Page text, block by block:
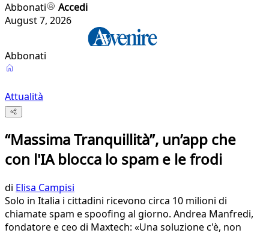
Abbonati
Accedi
August 7, 2026
Abbonati
Attualità
“Massima Tranquillità”, un’app che
con l'IA blocca lo spam e le frodi
di Elisa Campisi
Solo in Italia i cittadini ricevono circa 10 milioni di
chiamate spam e spoofing al giorno. Andrea Manfredi,
fondatore e ceo di Maxtech: «Una soluzione c'è, non